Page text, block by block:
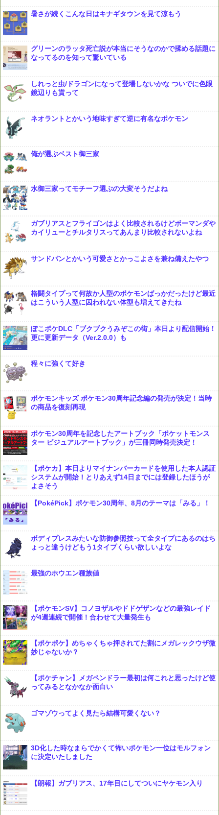
暑さが続くこんな日はキナギタウンを見て涼もう
グリーンのラッタ死亡説が本当にそうなのかで揉める話題に
なってるのを知って驚いている
しれっと虫/ドラゴンになって登場しないかな ついでに色眼
鏡辺りも貰って
ネオラントとかいう地味すぎて逆に有名なポケモン
俺が選ぶベスト御三家
水御三家ってモチーフ選ぶの大変そうだよね
ガブリアスとフライゴンはよく比較されるけどボーマンダや
カイリューとチルタリスってあんまり比較されないよね
サンドパンとかいう可愛さとかっこよさを兼ね備えたやつ
格闘タイプって何故か人型のポケモンばっかだったけど最近
はこういう人型に囚われない体型も増えてきたね
ぽこポケDLC「ブクブクうみぞこの街」本日より配信開始！
更に更新データ（Ver.2.0.0）も
程々に強くて好き
ポケモンキッズ ポケモン30周年記念編の発売が決定！当時
の商品を復刻再現
ポケモン30周年を記念したアートブック「ポケットモンス
ター ビジュアルアートブック」が三冊同時発売決定！
【ポケカ】本日よりマイナンバーカードを使用した本人認証
システムが開始！とりあえず14日までには登録したほうが
よさそう
【PokéPick】ポケモン30周年、8月のテーマは「みる」！
ボディプレスみたいな防御参照技って全タイプにあるのはち
ょっと違うけどもう1タイプくらい欲しいよな
最強のホウエン種族値
【ポケモンSV】コノヨザルやドドゲザンなどの最強レイド
が4週連続で開催！合わせて大量発生も
【ポケポケ】めちゃくちゃ押されてた割にメガレックウザ微
妙じゃないか？
【ポケチャン】メガペンドラー最初は何これと思ったけど使
ってみるとなかなか面白い
ゴマゾウってよく見たら結構可愛くない？
3D化した時なまらでかくて怖いポケモン一位はモルフォン
に決定いたしました
【朗報】ガブリアス、17年目にしてついにヤケモン入り